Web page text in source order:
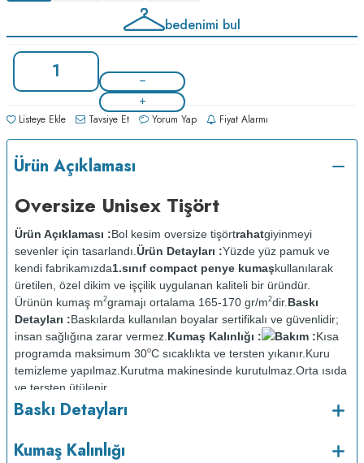
bedenimi bul
Listeye Ekle Tavsiye Et Yorum Yap Fiyat Alarmı
Ürün Açıklaması
Oversize Unisex Tişört
Ürün Açıklaması :Bol kesim oversize tişörtrahatgiyinmeyi
sevenler için tasarlandı. Ürün Detayları :Yüzde yüz pamuk ve
kendi fabrikamızda1.sınıf compact penye kumaşkullanılarak
üretilen, özel dikim ve işçilik uygulanan kaliteli bir üründür.
Ürünün kumaş m2gramajı ortalama 165-170 gr/m2dir. Baskı
Detayları :Baskılarda kullanılan boyalar sertifikalı ve güvenlidir;
insan sağlığına zarar vermez. Kumaş Kalınlığı : Bakım :Kısa
programda maksimum 30oC sıcaklıkta ve tersten yıkanır. Kuru
temizleme yapılmaz. Kurutma makinesinde kurutulmaz. Orta ısıda
ve tersten ütülenir.
Baskı Detayları
Kumaş Kalınlığı